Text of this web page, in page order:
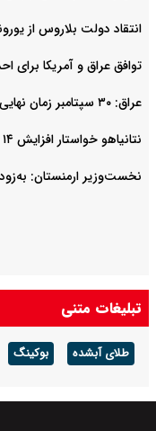
انتقاد دولت بلاروس از
توافق عراق و آمریکا برای
عراق: ۳۰ سپتامبر زمان نهایی خروج نیروهای ائتلاف آمریکا از عراق است
نتانیاهو خواستار افزایش ۱۴ میلیارد دلاری بودجه نظامی اسرائیل شد
نخست‌وزیر ارمنستان:
تبلیغات متنی
طلای آبشده بوکینگ